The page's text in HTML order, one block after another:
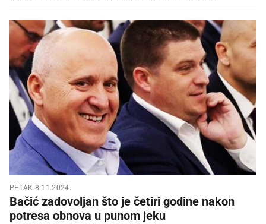
PETAK 8.11.2024.
Bačić zadovoljan što je četiri godine nakon
potresa obnova u punom jeku